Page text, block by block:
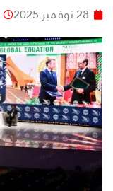
28 نوفمبر 2025